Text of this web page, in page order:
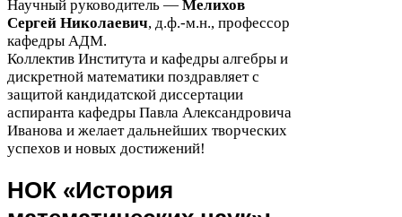
Научный руководитель — Мелихов
Сергей Николаевич, д.ф.-м.н., профессор
кафедры АДМ.
Коллектив Института и кафедры алгебры и
дискретной математики поздравляет с
защитой кандидатской диссертации
аспиранта кафедры Павла Александровича
Иванова и желает дальнейших творческих
успехов и новых достижений!
НОК «История